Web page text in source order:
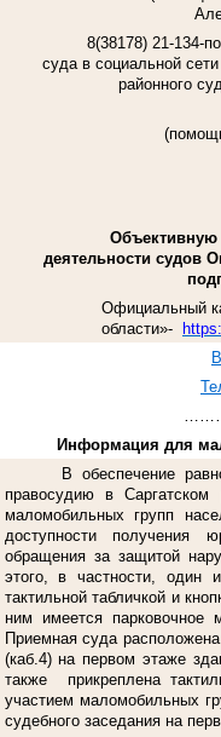
8(38178) 21-134-
суда в социальной
районного
(
деятельности судов
Официальный
области»-
Информация для
В обеспечение
правосудию в
маломобильных групп
доступности получения
обращения за защитой
этого, в частности, один
тактильной табличкой и
ним имеется парковочное
Приемная суда
(каб.4) на первом этаже
также прикреплена
участием маломобильных
судебного заседания на